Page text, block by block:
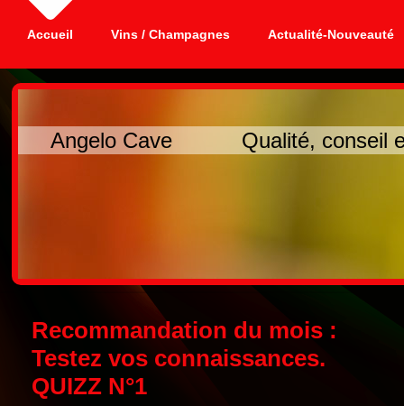
Accueil Vins / Champagnes Actualité-Nouveauté
Angelo Cave Qualité, conseil
Recommandation du
Testez vos
QUIZZ N°1